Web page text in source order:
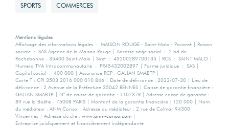
SPORTS COMMERCES
Mentions légales
Affichage des informations légales : MAISON ROUGE - Saint-Malo - Paramé | Raison
sociale : SAS Agence de la Maison Rouge | Adresse siège social : 2 bd de
Rochebonne - 35400 Saint-Malo | Siret : 43200289700135 | RCS : SAINT MALO |
Numero TVA Intracommunautaire : FR45432002897 | Forme juridique : SAS |
Capital social : 400 000 | Assurance RCP : GALIAN SMABTP |
Carte T : CPI 3503 2016 000 010 846 | Date de délivrance : 2022-07-30 | Lieu de
délivrance : 2 Avenue de la Préfecture 35042 RENNES | Caisse de garantie financière :
GALIAN SMABTP. | N° de caisse de garantie : 110737R | Adresse caisse de garantie :
89 rue la Boëtie - 75008 PARIS | Montant de la garantie financière : 120 000 | Nom
du médiateur : ANM Conso | Adresse du médiateur : 2 rue de Colmar 94300
Vincennes | Adresse du site : www.anm-conso.com
Entreprise juridiquement et financièrement indépendante